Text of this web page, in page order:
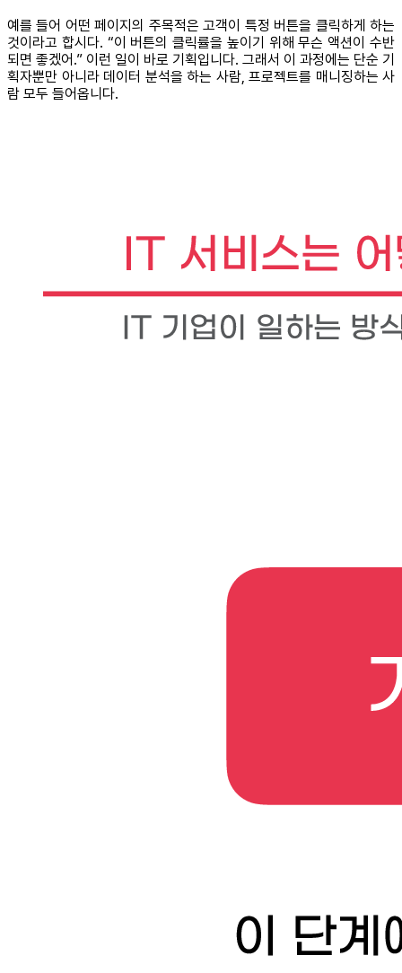
예를 들어 어떤 페이지의 주목적은 고객이 특정 버튼을 클릭하게 하는
것이라고 합시다. “이 버튼의 클릭률을 높이기 위해 무슨 액션이 수반
되면 좋겠어.” 이런 일이 바로 기획입니다. 그래서 이 과정에는 단순 기
획자뿐만 아니라 데이터 분석을 하는 사람, 프로젝트를 매니징하는 사
람 모두 들어옵니다.